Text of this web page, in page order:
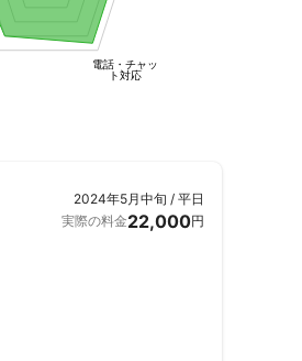
電話・チャッ
ト対応
2024年5月中旬 / 平日
実際の料金22,000円